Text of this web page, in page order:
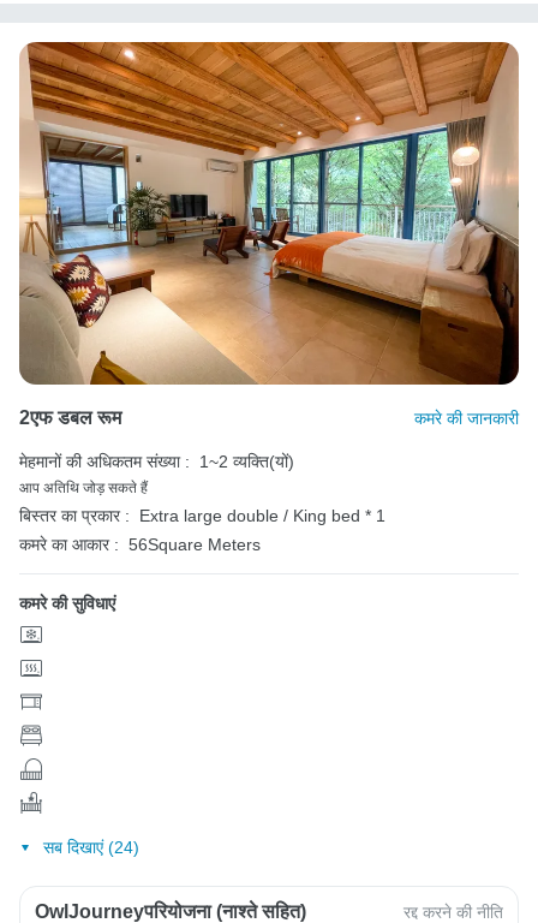
2एफ डबल रूम कमरे की जानकारी
मेहमानों की अधिकतम संख्या : 1~2 व्यक्ति(यों)
आप अतिथि जोड़ सकते हैं
बिस्तर का प्रकार :
Extra large double / King bed * 1
कमरे का आकार : 56Square Meters
कमरे की सुविधाएं
सब दिखाएं (24)
OwlJourneyपरियोजना (नाश्ते सहित) रद्द करने की नीति